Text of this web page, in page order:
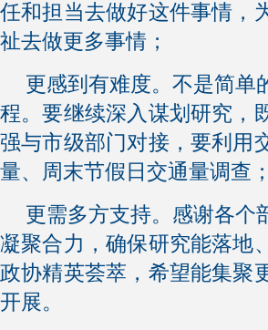
任和担当去做好这件事情，
祉去做更多事情；
更感到有难度。不是简单
程。要继续深入谋划研究，
强与市级部门对接，要利用
量、周末节假日交通量调查；
更需多方支持。感谢各个
凝聚合力，确保研究能落地
政协精英荟萃，希望能集聚
开展。